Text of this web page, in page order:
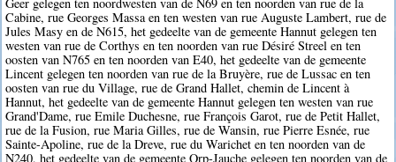
Cabine, rue Georges Massa en ten westen van rue Auguste Lambert, rue de
Jules Masy en de N615, het gedeelte van de gemeente Hannut gelegen ten
westen van rue de Corthys en ten noorden van rue Désiré Streel en ten
oosten van N765 en ten noorden van E40, het gedeelte van de gemeente
Lincent gelegen ten noorden van rue de la Bruyère, rue de Lussac en ten
oosten van rue du Village, rue de Grand Hallet, chemin de Lincent à
Hannut, het gedeelte van de gemeente Hannut gelegen ten westen van rue
Grand'Dame, rue Emile Duchesne, rue François Garot, rue de Petit Hallet,
rue de la Fusion, rue Maria Gilles, rue de Wansin, rue Pierre Esnée, rue
Sainte-Apoline, rue de la Dreve, rue du Warichet en ten noorden van de
N240, het gedeelte van de gemeente Orp-Jauche gelegen ten noorden van de